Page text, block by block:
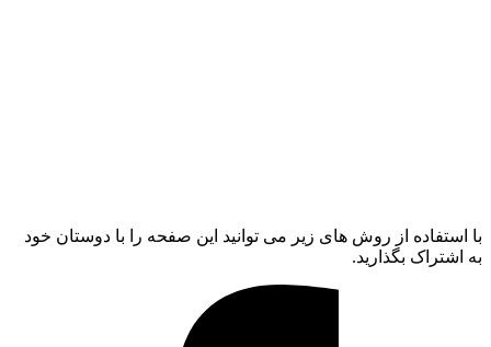
با استفاده از روش های زیر می توانید این صفحه را با دوستان خود
به اشتراک بگذارید.